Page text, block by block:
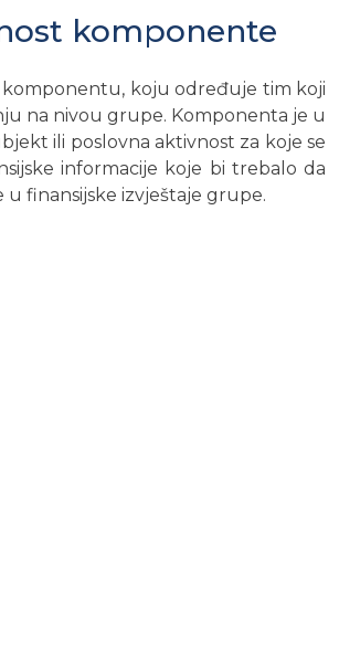
komponente
komponentu, koju određuje tim koji
na nivou grupe. Komponenta je u
ili poslovna aktivnost za koje se
informacije koje bi trebalo da
finansijske izvještaje grupe.